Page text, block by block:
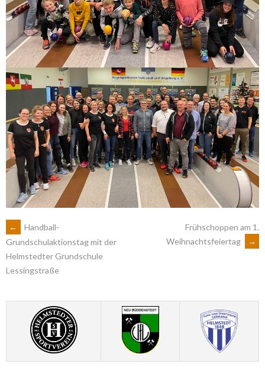
ARTIKEL-
NAVIGATION
←
Handball-
Grundschulaktionstag mit der
Helmstedter Grundschule
Lessingstraße
Frühschoppen am 1.
Weihnachtsfeiertag
→